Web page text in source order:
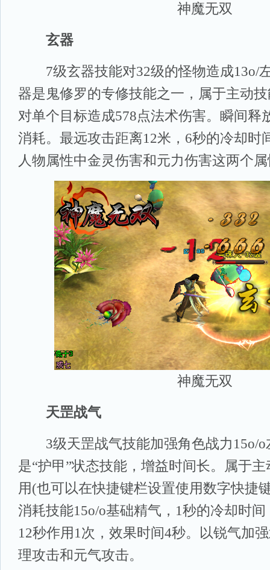
神魔无双
玄器
7级玄器技能对32级的怪物造成13o/
器是鬼修罗的专修技能之一，属于主动
对单个目标造成578点法术伤害。瞬间释
消耗。最远攻击距离12米，6秒的冷却时
人物属性中金灵伤害和元力伤害这两个
神魔无双
天罡战气
3级天罡战气技能加强角色战力15o/o
是“护甲”状态技能，增益时间长。属于
用(也可以在快捷键栏设置使用数字快捷
消耗技能15o/o基础精气，1秒的冷却时
12秒作用1次，效果时间4秒。以锐气加
理攻击和元气攻击。